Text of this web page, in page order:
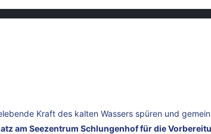
Kraft des kalten Wassers spüren und
am Seezentrum Schlungenhof für die